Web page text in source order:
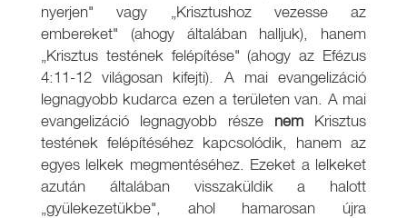
nyerjen" vagy „Krisztushoz vezesse az
embereket" (ahogy általában halljuk), hanem
„Krisztus testének felépítése" (ahogy az Efézus
4:11-12 világosan kifejti). A mai evangelizáció
legnagyobb kudarca ezen a területen van. A mai
evangelizáció legnagyobb része nem Krisztus
testének felépítéséhez kapcsolódik, hanem az
egyes lelkek megmentéséhez. Ezeket a lelkeket
azután általában visszaküldik a halott
„gyülekezetükbe", ahol hamarosan újra